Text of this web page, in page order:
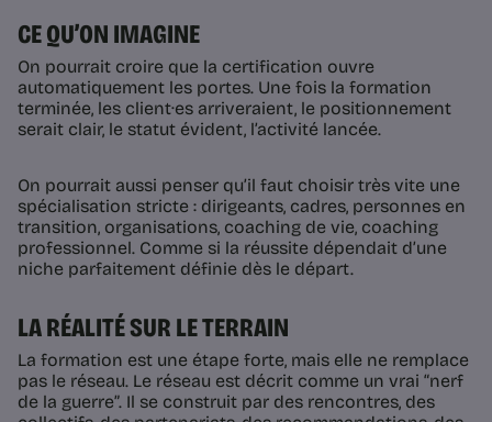
CE QU’ON IMAGINE
On pourrait croire que la certification ouvre
automatiquement les portes. Une fois la formation
terminée, les client·es arriveraient, le positionnement
serait clair, le statut évident, l’activité lancée.
On pourrait aussi penser qu’il faut choisir très vite une
spécialisation stricte : dirigeants, cadres, personnes en
transition, organisations, coaching de vie, coaching
professionnel. Comme si la réussite dépendait d’une
niche parfaitement définie dès le départ.
LA RÉALITÉ SUR LE TERRAIN
La formation est une étape forte, mais elle ne remplace
pas le réseau. Le réseau est décrit comme un vrai “nerf
de la guerre”. Il se construit par des rencontres, des